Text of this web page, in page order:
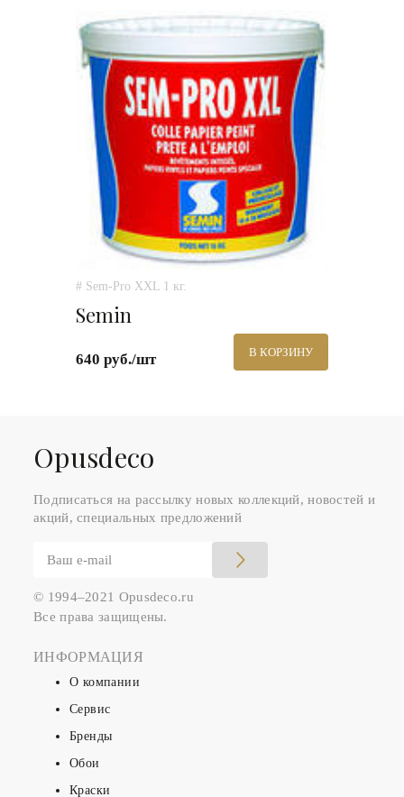
# Sem-Pro XXL 1 кг.
Semin
640 руб./шт В КОРЗИНУ
Оpusdeco
Подписаться на рассылку новых коллекций, новостей и
акций, специальных предложений
© 1994–2021 Opusdeco.ru
Все права защищены.
ИНФОРМАЦИЯ
О компании
Сервис
Бренды
Обои
Краски